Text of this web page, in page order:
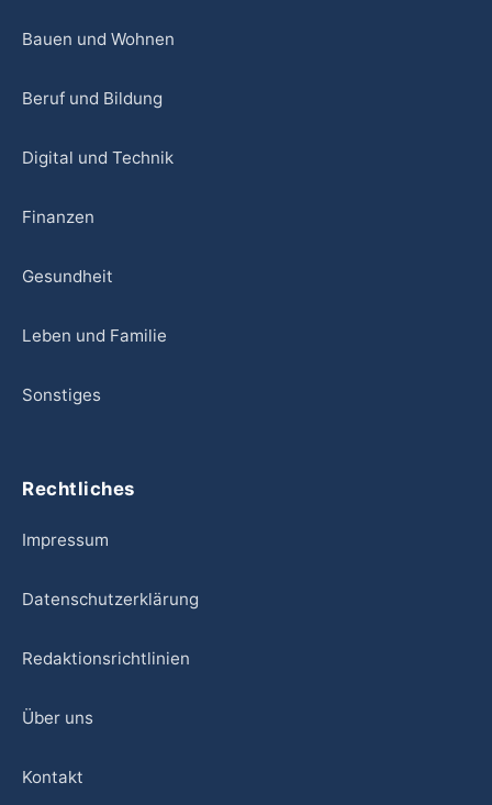
Bauen und Wohnen
Beruf und Bildung
Digital und Technik
Finanzen
Gesundheit
Leben und Familie
Sonstiges
Rechtliches
Impressum
Datenschutzerklärung
Redaktionsrichtlinien
Über uns
Kontakt